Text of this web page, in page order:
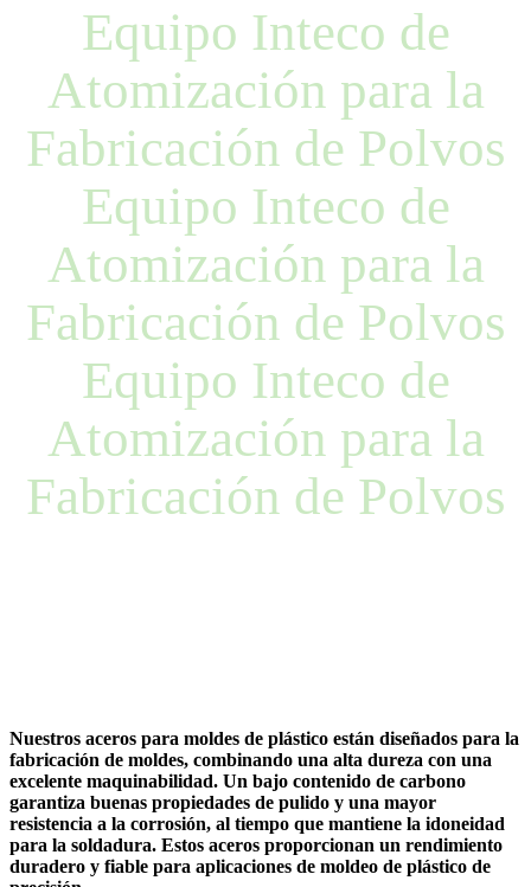
Equipo Inteco de
Atomización para la
Fabricación de Polvos
Equipo Inteco de
Atomización para la
Fabricación de Polvos
Equipo Inteco de
Atomización para la
Fabricación de Polvos
Nuestros aceros para moldes de plástico están diseñados para la
fabricación de moldes, combinando una alta dureza con una
excelente maquinabilidad. Un bajo contenido de carbono
garantiza buenas propiedades de pulido y una mayor
resistencia a la corrosión, al tiempo que mantiene la idoneidad
para la soldadura. Estos aceros proporcionan un rendimiento
duradero y fiable para aplicaciones de moldeo de plástico de